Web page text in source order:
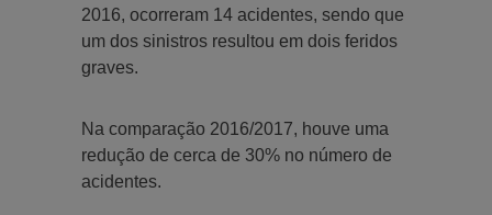
2016, ocorreram 14 acidentes, sendo que
um dos sinistros resultou em dois feridos
graves.
Na comparação 2016/2017, houve uma
redução de cerca de 30% no número de
acidentes.